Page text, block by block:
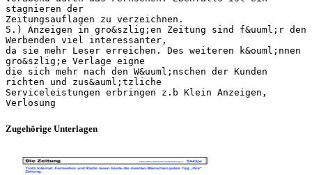
stagnieren der
Zeitungsauflagen zu verzeichnen.
5.) Anzeigen in gro&szlig;en Zeitung sind f&uuml;r den
Werbenden viel interessanter,
da sie mehr Leser erreichen. Des weiteren k&ouml;nnen
gro&szlig;e Verlage eigne
die sich mehr nach den W&uuml;nschen der Kunden
richten und zus&auml;tzliche
Serviceleistungen erbringen z.b Klein Anzeigen,
Zugehörige Unterlagen